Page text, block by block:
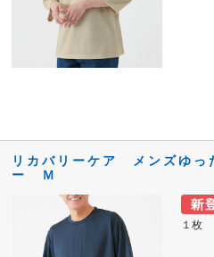
リカバリーケア メンズゆ
ー Ｍ
１枚